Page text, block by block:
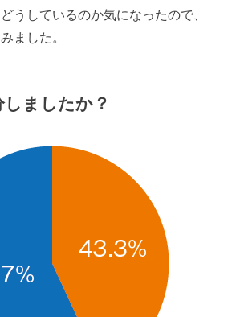
うしているのか気になったので、
ました。
ましたか？